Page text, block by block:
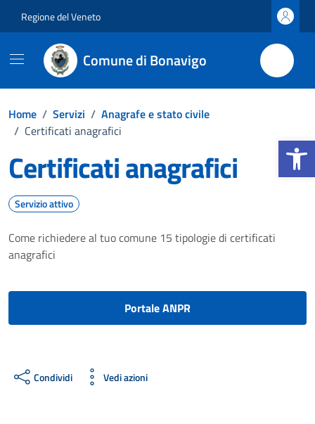
Apri la
Regione del Veneto
Comune di Bonavigo
Home / Servizi / Anagrafe e stato civile
/ Certificati anagrafici
Certificati anagrafici
Servizio attivo
Come richiedere al tuo comune 15 tipologie di certificati
anagrafici
Portale ANPR
Condividi Vedi azioni